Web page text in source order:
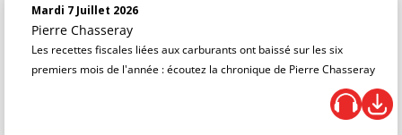
Mardi 7 Juillet 2026
Pierre Chasseray
Les recettes fiscales liées aux carburants ont baissé sur les six
premiers mois de l'année : écoutez la chronique de Pierre Chasseray